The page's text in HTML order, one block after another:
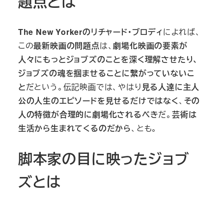
The New Yorkerのリチャード・ブロディによれば、
この最新映画の問題点は、劇場化映画の要素が
人々にもっとジョブズのことを深く理解させたり、
ジョブズの魂を掴ませることに繋がっていないこ
とだという。伝記映画では、やはり 見る人達に主人
公の人生のエピソードを見せるだけではなく、 その
人の特徴が合理的に劇場化されるべきだ。芸術は
生活から生まれてくるのだから、とも。
脚本家の目に映ったジョブ
ズとは